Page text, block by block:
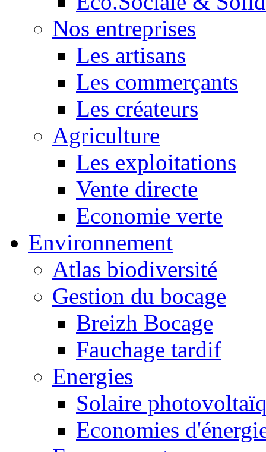
Nos entreprises
Les artisans
Les commerçants
Les créateurs
Agriculture
Les exploitations
Vente directe
Economie verte
Environnement
Atlas biodiversité
Gestion du bocage
Breizh Bocage
Fauchage tardif
Energies
Solaire
Economies